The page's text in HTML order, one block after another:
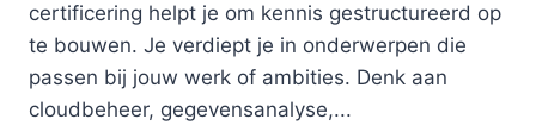
certificering helpt je om kennis gestructureerd op
te bouwen. Je verdiept je in onderwerpen die
passen bij jouw werk of ambities. Denk aan
cloudbeheer, gegevensanalyse,...